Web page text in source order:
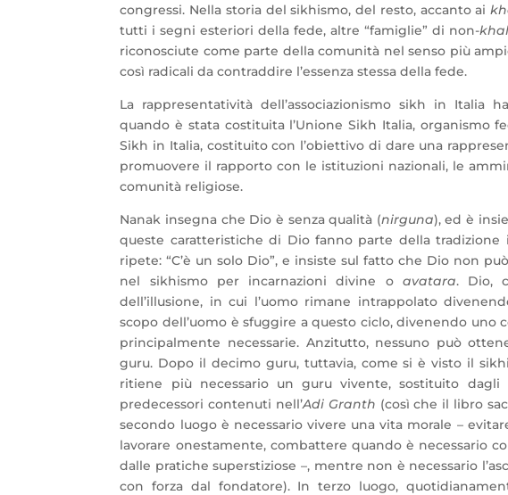
congressi. Nella storia del sikhismo, del resto, accanto ai
tutti i segni esteriori della fede, altre “famiglie” di non-
riconosciute come parte della comunità nel senso più
così radicali da contraddire l’essenza stessa della fede.
La rappresentatività dell’associazionismo sikh in Italia
quando è stata costituita l’Unione Sikh Italia, organismo
Sikh in Italia, costituito con l’obiettivo di dare una
promuovere il rapporto con le istituzioni nazionali, le
comunità religiose.
Nanak insegna che Dio è senza qualità (nirguna), ed è
queste caratteristiche di Dio fanno parte della tradizione
ripete: “C’è un solo Dio”, e insiste sul fatto che Dio non
nel sikhismo per incarnazioni divine o avatara. Dio,
dell’illusione, in cui l’uomo rimane intrappolato
scopo dell’uomo è sfuggire a questo ciclo, divenendo uno
principalmente necessarie. Anzitutto, nessuno può
guru. Dopo il decimo guru, tuttavia, come si è visto il
ritiene più necessario un guru vivente, sostituito
predecessori contenuti nell’Adi Granth (così che il libro
secondo luogo è necessario vivere una vita morale –
lavorare onestamente, combattere quando è necessario
dalle pratiche superstiziose –, mentre non è necessario
con forza dal fondatore). In terzo luogo,